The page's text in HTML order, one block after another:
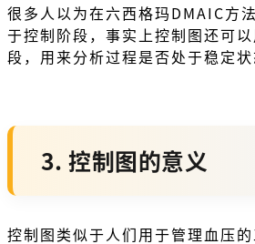
很多人以为在六西格玛DMAIC方
于控制阶段，事实上控制图还可
段，用来分析过程是否处于稳定状
3. 控制图的意义
控制图类似于人们用于管理血压